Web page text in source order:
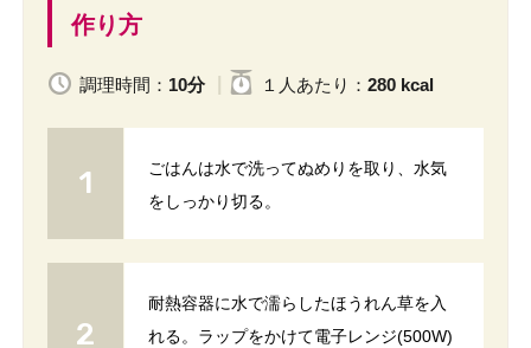
作り方
調理時間： 10分 １人 あたり ： 280 kcal
ごはんは水で洗ってぬめりを取り、水気
をしっかり切る。
耐熱容器に水で濡らしたほうれん草を入
れる。ラップをかけて電子レンジ(500W)